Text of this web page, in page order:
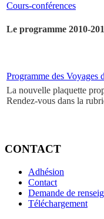
Cours-conférences
Le programme 2010-
Programme des Voyages
La nouvelle plaquette
Rendez-vous dans la
CONTACT
Adhésion
Contact
Demande de
Téléchargement